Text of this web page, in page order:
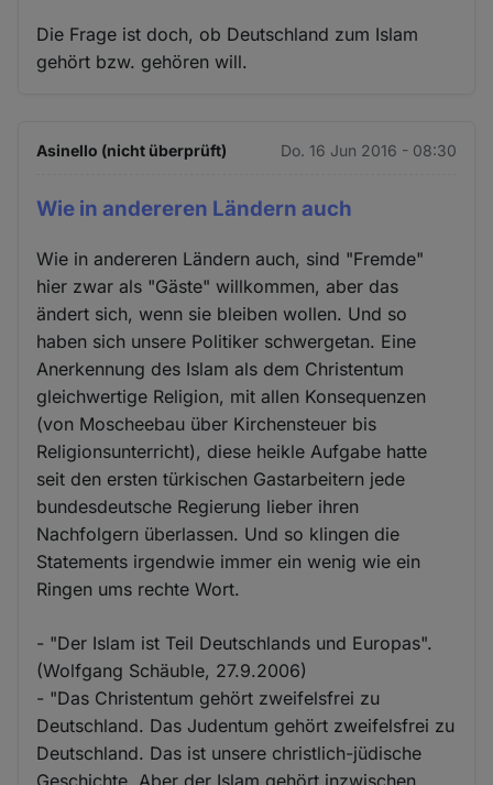
Die Frage ist doch, ob Deutschland zum Islam
gehört bzw. gehören will.
Asinello (nicht überprüft) Do. 16 Jun 2016 - 08:30
Wie in andereren Ländern auch
Wie in andereren Ländern auch, sind "Fremde"
hier zwar als "Gäste" willkommen, aber das
ändert sich, wenn sie bleiben wollen. Und so
haben sich unsere Politiker schwergetan. Eine
Anerkennung des Islam als dem Christentum
gleichwertige Religion, mit allen Konsequenzen
(von Moscheebau über Kirchensteuer bis
Religionsunterricht), diese heikle Aufgabe hatte
seit den ersten türkischen Gastarbeitern jede
bundesdeutsche Regierung lieber ihren
Nachfolgern überlassen. Und so klingen die
Statements irgendwie immer ein wenig wie ein
Ringen ums rechte Wort.
- "Der Islam ist Teil Deutschlands und Europas".
(Wolfgang Schäuble, 27.9.2006)
- "Das Christentum gehört zweifelsfrei zu
Deutschland. Das Judentum gehört zweifelsfrei zu
Deutschland. Das ist unsere christlich-jüdische
Geschichte. Aber der Islam gehört inzwischen